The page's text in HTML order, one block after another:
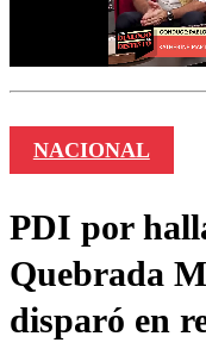
NACIONAL
PDI por
Quebrada
disparó en